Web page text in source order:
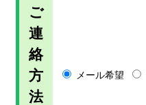
ご
連
絡
方
法
メール希望